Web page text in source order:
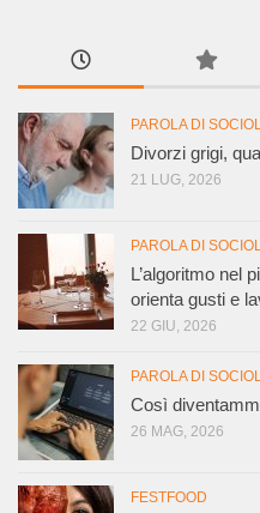
PAROLA DI
Divorzi grigi,
21 LUG, 2026
PAROLA DI
L’algoritmo nel
orienta gusti e
22 GIU, 2026
PAROLA DI
Così
26 MAG, 2026
FESTFOOD